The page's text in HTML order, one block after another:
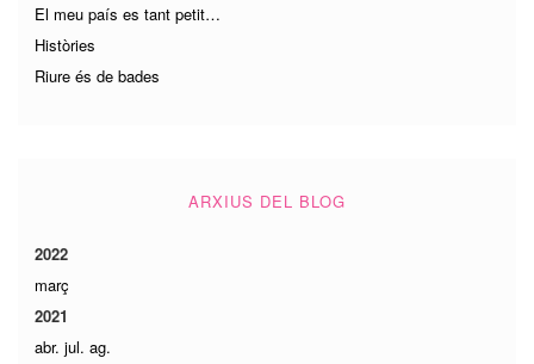
El meu país es tant petit…
Històries
Riure és de bades
ARXIUS DEL BLOG
2022
març
2021
abr. jul. ag.